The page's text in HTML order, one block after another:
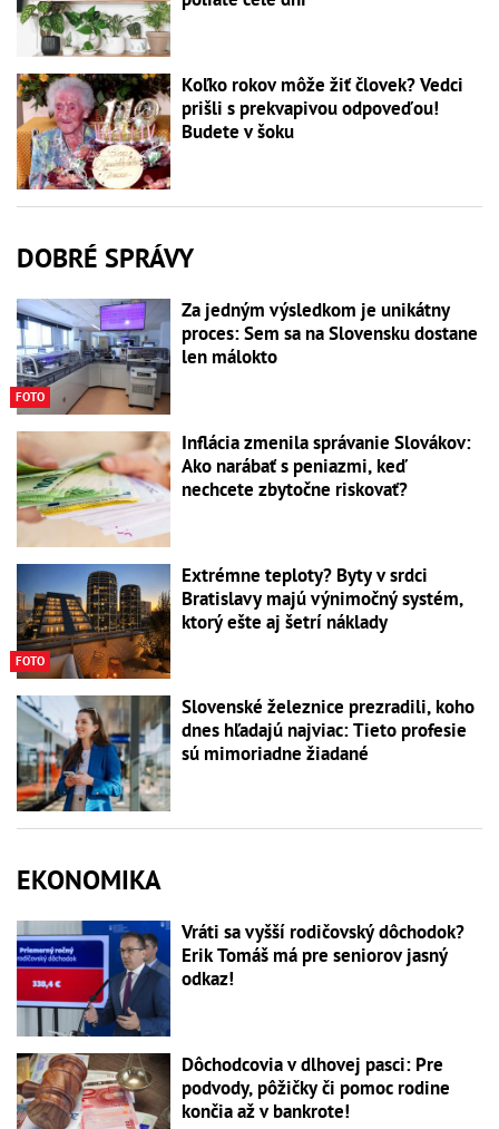
Koľko rokov môže žiť človek? Vedci
prišli s prekvapivou odpoveďou!
Budete v šoku
DOBRÉ SPRÁVY
FOTO
Za jedným výsledkom je unikátny
proces: Sem sa na Slovensku dostane
len málokto
Inflácia zmenila správanie Slovákov:
Ako narábať s peniazmi, keď
nechcete zbytočne riskovať?
FOTO
Extrémne teploty? Byty v srdci
Bratislavy majú výnimočný systém,
ktorý ešte aj šetrí náklady
Slovenské železnice prezradili, koho
dnes hľadajú najviac: Tieto profesie
sú mimoriadne žiadané
EKONOMIKA
Vráti sa vyšší rodičovský dôchodok?
Erik Tomáš má pre seniorov jasný
odkaz!
Dôchodcovia v dlhovej pasci: Pre
podvody, pôžičky či pomoc rodine
končia až v bankrote!